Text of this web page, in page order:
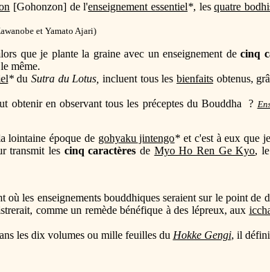
[Gohonzon] de l'enseignement essentiel*, lesquatre
et Yamato Ajari)
que je plante la graine avec un enseignement decinq
même.
*du Sutra du Lotus, incluent tous les bienfaitsobtenus,
obtenir en observant tous les préceptes du Bouddha ?
lointaine époque de gohyaku jintengo* et c'est à eux que je
transmit les cinq caractères de Myo Ho Ren Ge Kyo,
où les enseignements bouddhiques seraient sur le point de
comme un remède bénéfique à des lépreux, aux
les dix volumes ou mille feuilles du Hokke Gengi, il